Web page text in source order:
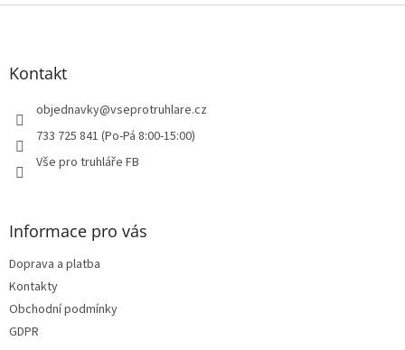
Z
Kontakt
objednavky@vseprotruhlare.cz
733 725 841 (Po-Pá 8:00-15:00)
Vše pro truhláře FB
Informace pro vás
Doprava a platba
Kontakty
Obchodní podmínky
GDPR